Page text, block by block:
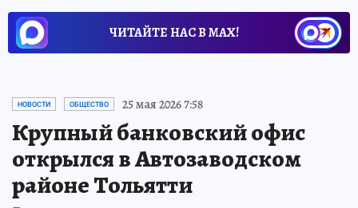
ЧИТАЙТЕ НАС В МАХ!
НОВОСТИ ОБЩЕСТВО 25 мая 2026 7:58
Крупный банковский офис
открылся в Автозаводском
районе Тольятти